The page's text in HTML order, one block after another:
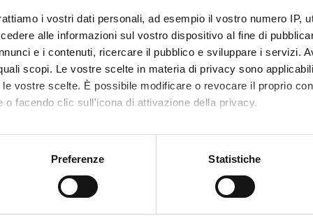
i vostri dati personali, ad esempio il vostro numero IP,
alle informazioni sul vostro dispositivo al fine di
e i contenuti, ricercare il pubblico e sviluppare i servizi.
scopi. Le vostre scelte in materia di privacy sono
vostre scelte. È possibile modificare o revocare il proprio
o facendo clic sull'icona di attivazione della privacy.
anche:
sulla tua posizione geografica, con un'approssimazione di
Preferenze Statistiche
MyUnivr con le tue credenziali GIA: solo così potrai ricevere notifica di
tramite l'app Univr.